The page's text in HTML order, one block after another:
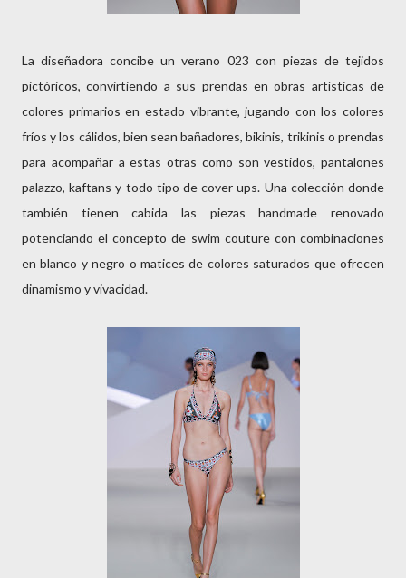
La diseñadora concibe un verano 023 con piezas de tejidos
pictóricos, convirtiendo a sus prendas en obras artísticas de
colores primarios en estado vibrante, jugando con los colores
fríos y los cálidos, bien sean bañadores, bikinis, trikinis o prendas
para acompañar a estas otras como son vestidos, pantalones
palazzo, kaftans y todo tipo de cover ups. Una colección donde
también tienen cabida las piezas handmade renovado
potenciando el concepto de swim couture con combinaciones
en blanco y negro o matices de colores saturados que ofrecen
dinamismo y vivacidad.